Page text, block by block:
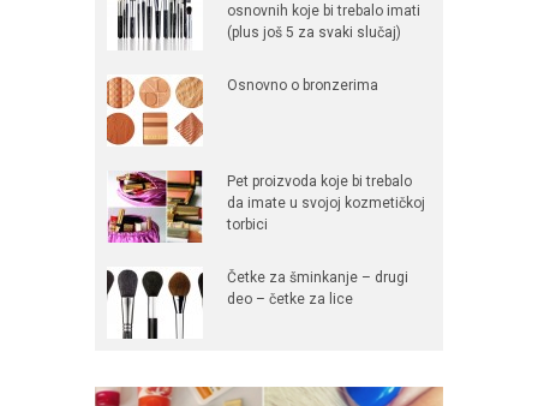
osnovnih koje bi trebalo imati
(plus još 5 za svaki slučaj)
Osnovno o bronzerima
Pet proizvoda koje bi trebalo
da imate u svojoj kozmetičkoj
torbici
Četke za šminkanje – drugi
deo – četke za lice